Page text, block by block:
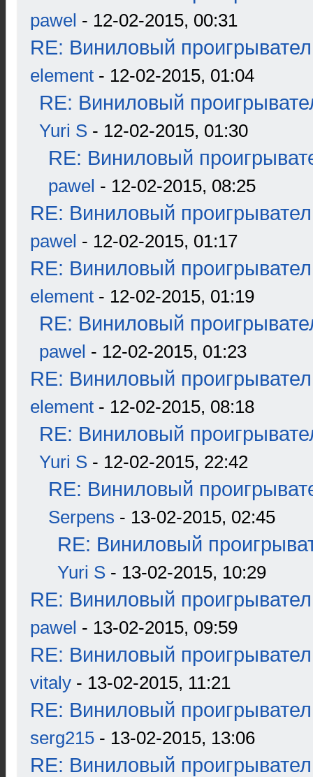
pawel - 12-02-2015, 00:31
RE: Виниловый
element - 12-02-2015, 01:04
RE: Виниловый
Yuri S - 12-02-2015, 01:30
RE: Виниловый
pawel - 12-02-2015, 08:25
RE: Виниловый
pawel - 12-02-2015, 01:17
RE: Виниловый
element - 12-02-2015, 01:19
RE: Виниловый
pawel - 12-02-2015, 01:23
RE: Виниловый
element - 12-02-2015, 08:18
RE: Виниловый
Yuri S - 12-02-2015, 22:42
RE: Виниловый
Serpens - 13-02-2015, 02:45
RE: Виниловый
Yuri S - 13-02-2015, 10:29
RE: Виниловый
pawel - 13-02-2015, 09:59
RE: Виниловый
vitaly - 13-02-2015, 11:21
RE: Виниловый
serg215 - 13-02-2015, 13:06
RE: Виниловый